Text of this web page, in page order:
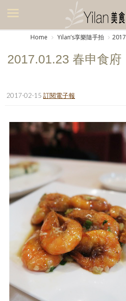
美食集
生活風
日記簿
餐桌週記
享樂隨手拍
照相簿
影音區
創意出版服務
歷史區
Home Yilanʼs享樂隨手拍 2017
2017.01.23 春申食府
2017-02-15 訂閱電子報